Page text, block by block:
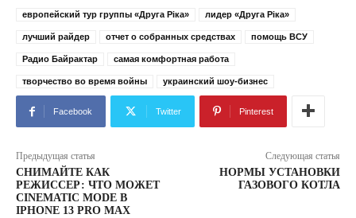
европейский тур группы «Друга Ріка» лидер «Друга Ріка»
лучший райдер отчет о собранных средствах помощь ВСУ
Радио Байрактар самая комфортная работа
творчество во время войны украинский шоу-бизнес
Facebook Twitter Pinterest
Предыдущая статья
СНИМАЙТЕ КАК
РЕЖИССЕР: ЧТО МОЖЕТ
CINEMATIC MODE В
IPHONE 13 PRO MAX
Следующая статья
НОРМЫ УСТАНОВКИ
ГАЗОВОГО КОТЛА